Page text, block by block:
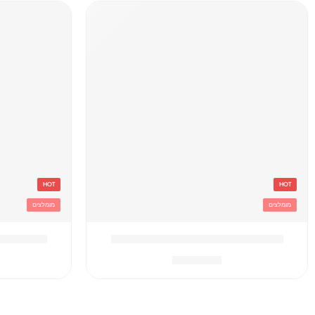
HOT
מומלצים
HOT
מומלצים